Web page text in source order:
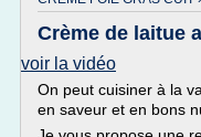
Crème de laitue
voir la vidéo
On peut cuisiner à la
en saveur et en bons